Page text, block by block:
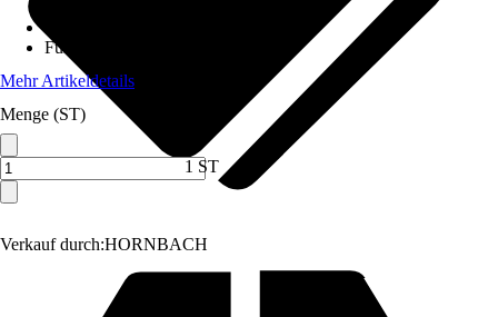
Verkauf durch:HORNBACH
Funktionen
Mehr Artikeldetails
Menge (ST)
1 ST